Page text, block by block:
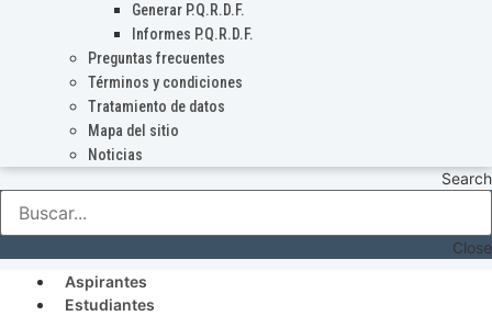
Generar P.Q.R.D.F.
Informes P.Q.R.D.F.
Preguntas frecuentes
Términos y condiciones
Tratamiento de datos
Mapa del sitio
Noticias
Search
Close
Aspirantes
Estudiantes